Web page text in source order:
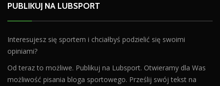
PUBLIKUJ NA LUBSPORT
Interesujesz się sportem i chciałbyś podzielić się swoimi
opiniami?
Od teraz to możliwe. Publikuj na Lubsport. Otwieramy dla Was
możliwość pisania bloga sportowego. Prześlij swój tekst na